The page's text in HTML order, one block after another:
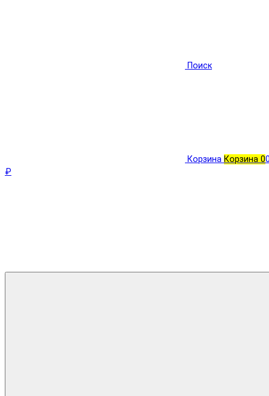
Поиск
Корзина Корзина 0
₽